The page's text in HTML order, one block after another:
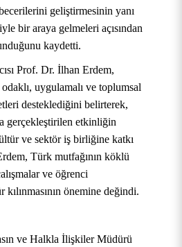
geliştirmesinin yanı
bir araya gelmeleri açısından
kaydetti.
Prof. Dr. İlhan Erdem,
uygulamalı ve toplumsal
desteklediğini belirterek,
gerçekleştirilen etkinliğin
ve sektör iş birliğine katkı
Türk mutfağının köklü
ve öğrenci
önemine değindi.
ve Halkla İlişkiler Müdürü